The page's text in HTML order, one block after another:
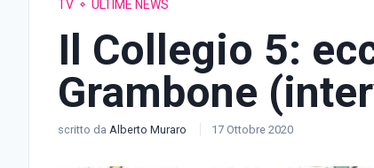
TV ULTIME NEWS
Il Collegio 5:
Grambone
scritto da Alberto Muraro 17 Ottobre 2020